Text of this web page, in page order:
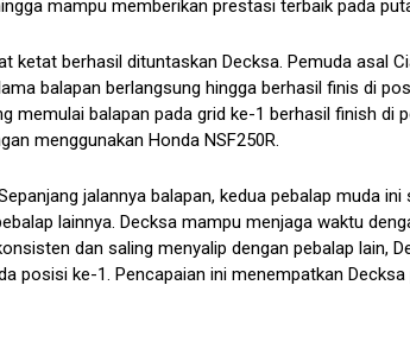
mampu memberikan prestasi terbaik pada
ketat berhasil dituntaskan Decksa. Pemuda asal
balapan berlangsung hingga berhasil finis di
memulai balapan pada grid ke-1 berhasil finish di
menggunakan Honda NSF250R.
jalannya balapan, kedua pebalap muda ini
lainnya. Decksa mampu menjaga waktu
dan saling menyalip dengan pebalap lain,
posisi ke-1. Pencapaian ini menempatkan